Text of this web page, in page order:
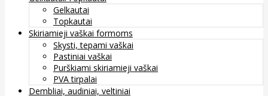
Gelkautai
Topkautai
Skiriamieji vaškai formoms
Skysti, tepami vaškai
Pastiniai vaškai
Purškiami skiriamieji vaškai
PVA tirpalai
Dembliai, audiniai, veltiniai